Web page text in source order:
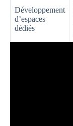
Développement
d’espaces
dédiés